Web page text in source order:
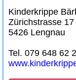
Kinderkrippe
Zürichstrasse 17
5426 Lengnau
Tel. 079 648 62